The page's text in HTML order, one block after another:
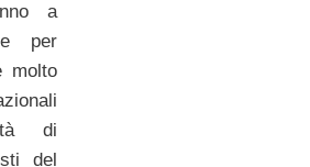
a
per
molto
di
del